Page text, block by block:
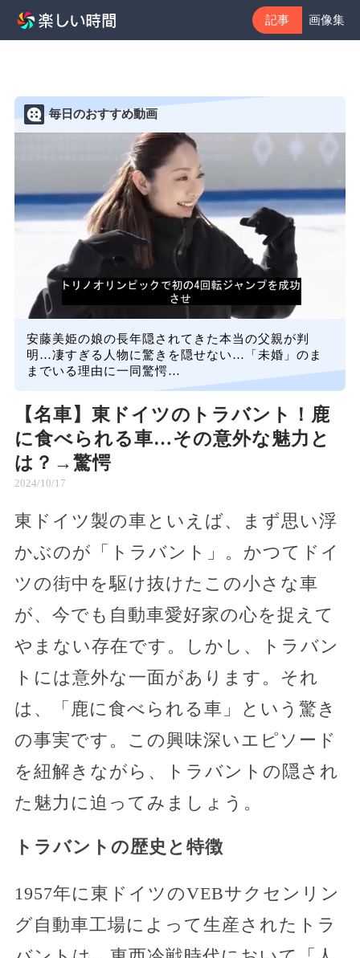
記事 画像集
毎日のおすすめ動画
安藤美姫の娘の長年隠されてきた本当の父親が判
明…凄すぎる人物に驚きを隠せない…「未婚」のま
までいる理由に一同驚愕…
【名車】東ドイツのトラバント！鹿
に食べられる車…その意外な魅力と
は？→驚愕
2024/10/17
東ドイツ製の車といえば、まず思い浮
かぶのが「トラバント」。かつてドイ
ツの街中を駆け抜けたこの小さな車
が、今でも自動車愛好家の心を捉えて
やまない存在です。しかし、トラバン
トには意外な一面があります。それ
は、「鹿に食べられる車」という驚き
の事実です。この興味深いエピソード
を紐解きながら、トラバントの隠され
た魅力に迫ってみましょう。
トラバントの歴史と特徴
1957年に東ドイツのVEBサクセンリン
グ自動車工場によって生産されたトラ